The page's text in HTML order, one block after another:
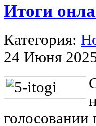
Итоги
Категория:
24 Июня